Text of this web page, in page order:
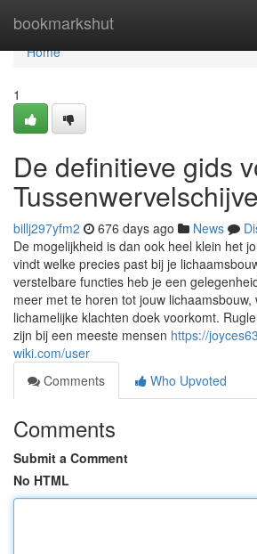
bookmarkshut
Home
Home
1
De definitieve gids
billj297yfm2 676 days ago News
De mogelijkheid is dan ook heel klein het
vindt welke precies past bij je
verstelbare functies heb je een
meer met te horen tot jouw lichaamsbouw,
lichamelijke klachten doek voorkomt.
zijn bij een meeste mensen https://
wiki.com/user
Comments
Who Upvoted
Comments
Submit a Comment
No HTML